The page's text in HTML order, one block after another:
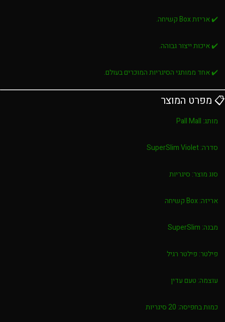
✔️ אריזת Box קשיחה.
✔️ איכות ייצור גבוהה.
✔️ אחד ממותגי הסיגריות המוכרים בעולם.
📋 מפרט המוצר
מותג:
סדרה:
סוג מוצר: סיגריות
אריזה:
מבנה:
פילטר: פילטר רגיל
עוצמה: טעם עדין
כמות בחפיסה: